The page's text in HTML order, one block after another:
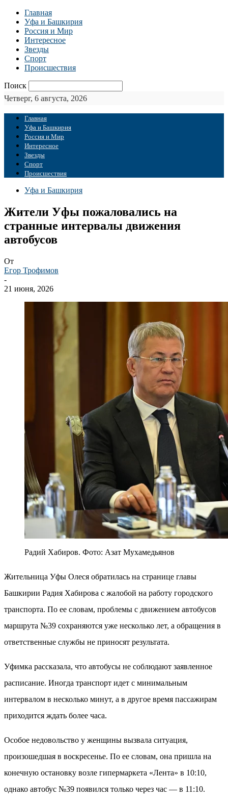
Главная
Уфа и Башкирия
Россия и Мир
Интересное
Звезды
Спорт
Происшествия
Поиск
Четверг, 6 августа, 2026
Главная
Уфа и Башкирия
Россия и Мир
Интересное
Звезды
Спорт
Происшествия
Уфа и Башкирия
Жители Уфы пожаловались на
странные интервалы движения
автобусов
От
Егор Трофимов
-
21 июня, 2026
Радий Хабиров. Фото: Азат Мухамедьянов
Жительница Уфы Олеся обратилась на странице главы
Башкирии Радия Хабирова с жалобой на работу городского
транспорта. По ее словам, проблемы с движением автобусов
маршрута №39 сохраняются уже несколько лет, а обращения в
ответственные службы не приносят результата.
Уфимка рассказала, что автобусы не соблюдают заявленное
расписание. Иногда транспорт идет с минимальным
интервалом в несколько минут, а в другое время пассажирам
приходится ждать более часа.
Особое недовольство у женщины вызвала ситуация,
произошедшая в воскресенье. По ее словам, она пришла на
конечную остановку возле гипермаркета «Лента» в 10:10,
однако автобус №39 появился только через час — в 11:10.